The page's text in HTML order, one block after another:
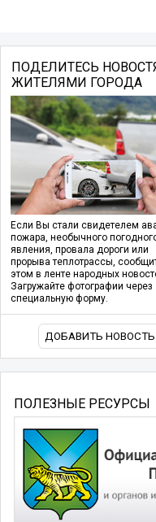
ПОДЕЛИТЕСЬ
ЖИТЕЛЯМИ ГОРОДА
Если Вы стали свидетелем
пожара, необычного
явления, провала дороги или
прорыва теплотрассы,
этом в ленте народных
Загружайте фотографии через
специальную форму.
ДОБАВИТЬ НОВОСТЬ
ПОЛЕЗНЫЕ РЕСУРСЫ